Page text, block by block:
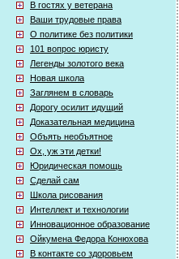
В гостях у ветерана
Ваши трудовые права
О политике без политики
101 вопрос юристу
Легенды золотого века
Новая школа
Заглянем в словарь
Дорогу осилит идущий
Доказательная медицина
Объять необъятное
Ох, уж эти детки!
Юридическая помощь
Сделай сам
Школа рисования
Интеллект и технологии
Инновационное образование
Ойкумена Федора Конюхова
В контакте со здоровьем